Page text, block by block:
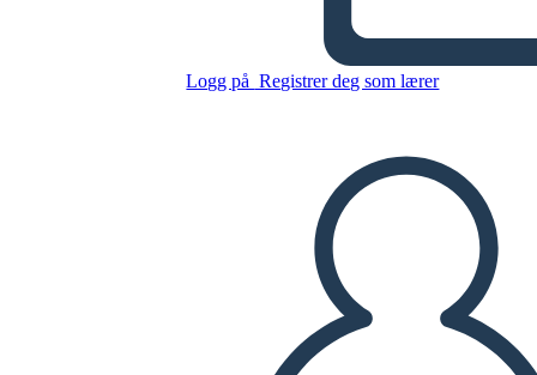
Logg på Registrer deg som lærer
Kopier dette storyboardet
SPILLE AV LYSBILDEFREMVISNING
LES FOR MEG